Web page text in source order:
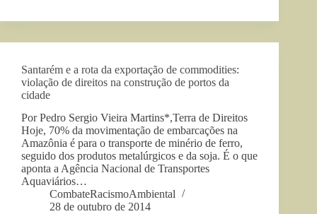
Santarém e a rota da exportação de commodities:
violação de direitos na construção de portos da
cidade
Por Pedro Sergio Vieira Martins*,Terra de Direitos
Hoje, 70% da movimentação de embarcações na
Amazônia é para o transporte de minério de ferro,
seguido dos produtos metalúrgicos e da soja. É o que
aponta a Agência Nacional de Transportes
Aquaviários…
CombateRacismoAmbiental
28 de outubro de 2014